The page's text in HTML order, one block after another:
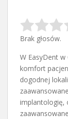
Brak głosów.
W EasyDent
komfort
dogodnej
implantologię,